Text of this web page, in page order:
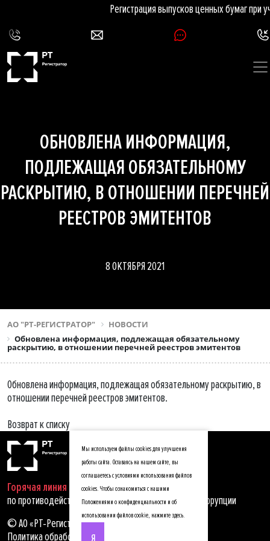
Регистрация выпусков ценных бумаг при
ОБНОВЛЕНА ИНФОРМАЦИЯ,
ПОДЛЕЖАЩАЯ ОБЯЗАТЕЛЬНОМУ
РАСКРЫТИЮ, В ОТНОШЕНИИ ПЕРЕЧНЕЙ
РЕЕСТРОВ ЭМИТЕНТОВ
8 ОКТЯБРЯ 2021
АО "РТ-РЕГИСТРАТОР"
НОВОСТИ
Обновлена информация, подлежащая обязательному
раскрытию, в отношении перечней реестров эмитентов
Обновлена информация, подлежащая обязательному раскрытию, в
отношении перечней реестров эмитентов.
Возврат к списку
Горячая линия
по противодействию мошенничеству, хищениям и коррупции
© АО «РТ-Регистратор», 2025
Политика обработки персональных данных
Мы используем файлы cookies для улучшения
работы сайта. Оставаясь на нашем сайте, вы
соглашаетесь с условиями использования файлов
cookies. Чтобы ознакомиться с нашими
Положениями о конфиденциальности и об
использовании файлов cookie, нажмите здесь.
Я